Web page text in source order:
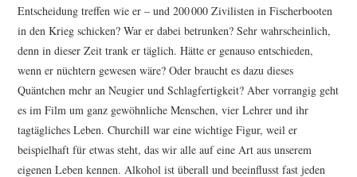
Entscheidung treffen wie er – und 200 000 Zivilisten in Fischerbooten
in den Krieg schicken? War er dabei betrunken? Sehr wahrscheinlich,
denn in dieser Zeit trank er täglich. Hätte er genauso entschieden,
wenn er nüchtern gewesen wäre? Oder braucht es dazu dieses
Quäntchen mehr an Neugier und Schlagfertigkeit? Aber vorrangig geht
es im Film um ganz gewöhnliche Menschen, vier Lehrer und ihr
tagtägliches Leben. Churchill war eine wichtige Figur, weil er
beispielhaft für etwas steht, das wir alle auf eine Art aus unserem
eigenen Leben kennen. Alkohol ist überall und beeinflusst fast jeden